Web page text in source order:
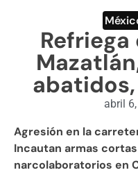
Refriega
abril
Agresión en la
Incautan armas
narcolaboratorios en